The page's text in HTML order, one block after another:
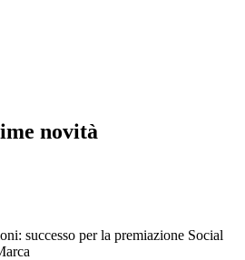
novità
successo per la premiazione Social